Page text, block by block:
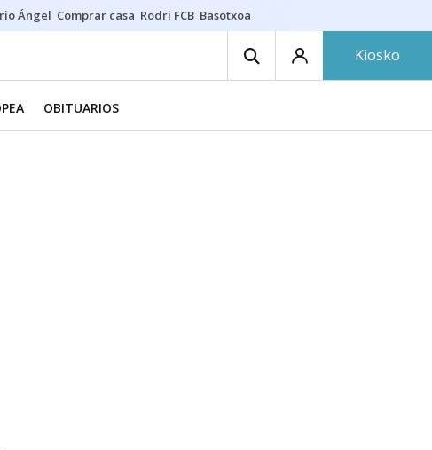
Ángel Comprar casa Rodri FCB Basotxoa
Kiosko
OBITUARIOS